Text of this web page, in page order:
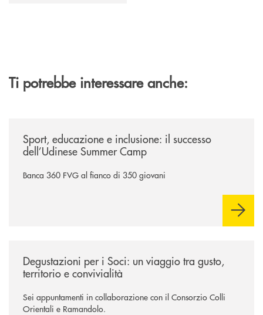
Ti potrebbe interessare anche:
Sport, educazione e inclusione: il successo
dell’Udinese Summer Camp
Banca 360 FVG al fianco di 350 giovani
Degustazioni per i Soci: un viaggio tra gusto,
territorio e convivialità
Sei appuntamenti in collaborazione con il Consorzio Colli
Orientali e Ramandolo.